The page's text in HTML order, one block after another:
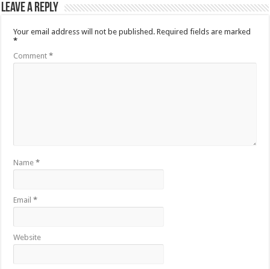
Leave a Reply
Your email address will not be published. Required fields are marked
*
Comment*
Name*
Email*
Website